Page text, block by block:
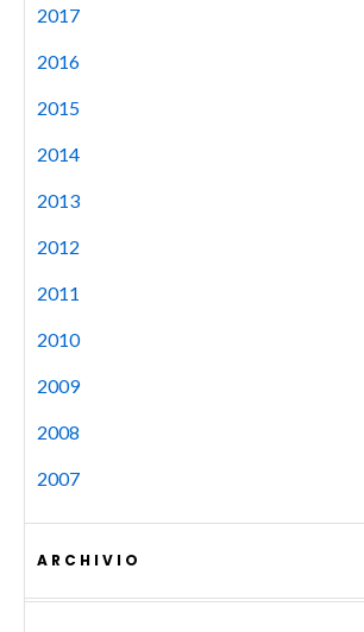
2017
2016
2015
2014
2013
2012
2011
2010
2009
2008
2007
ARCHIVIO